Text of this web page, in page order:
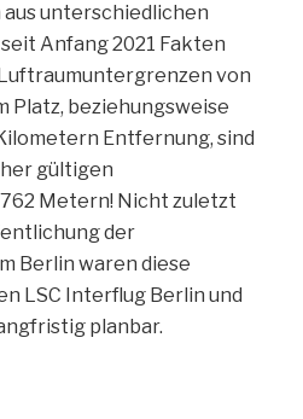
unterschiedlichen
Anfang 2021 Fakten
von
Platz, beziehungsweise
Entfernung, sind
gültigen
Metern! Nicht zuletzt
der
Berlin waren diese
LSC Interflug Berlin und
planbar.